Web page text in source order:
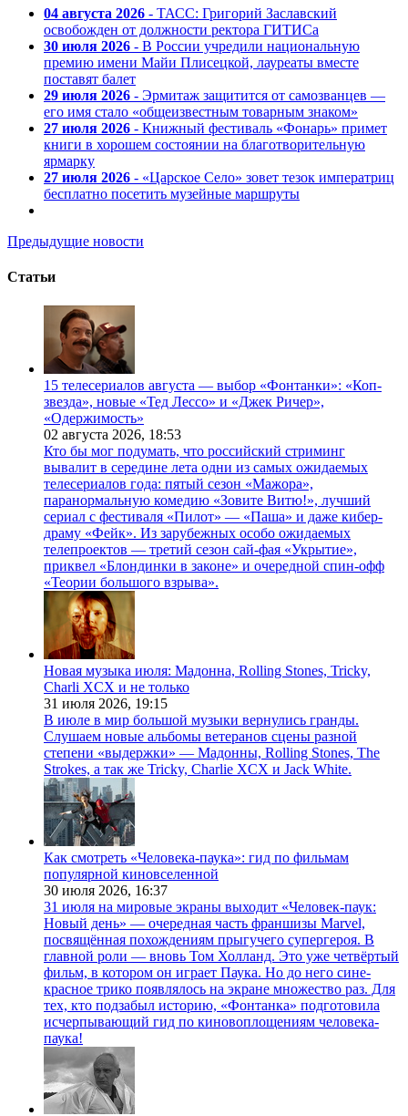
04 августа 2026 - ТАСС: Григорий Заславский
освобожден от должности ректора ГИТИСа
30 июля 2026 - В России учредили национальную
премию имени Майи Плисецкой, лауреаты вместе
поставят балет
29 июля 2026 - Эрмитаж защитится от самозванцев —
его имя стало «общеизвестным товарным знаком»
27 июля 2026 - Книжный фестиваль «Фонарь» примет
книги в хорошем состоянии на благотворительную
ярмарку
27 июля 2026 - «Царское Село» зовет тезок императриц
бесплатно посетить музейные маршруты
Предыдущие новости
Статьи
15 телесериалов августа — выбор «Фонтанки»: «Коп-
звезда», новые «Тед Лессо» и «Джек Ричер»,
«Одержимость»
02 августа 2026, 18:53
Кто бы мог подумать, что российский стриминг
вывалит в середине лета одни из самых ожидаемых
телесериалов года: пятый сезон «Мажора»,
паранормальную комедию «Зовите Витю!», лучший
сериал с фестиваля «Пилот» — «Паша» и даже кибер-
драму «Фейк». Из зарубежных особо ожидаемых
телепроектов — третий сезон сай-фая «Укрытие»,
приквел «Блондинки в законе» и очередной спин-офф
«Теории большого взрыва».
Новая музыка июля: Мадонна, Rolling Stones, Tricky,
Charli XCX и не только
31 июля 2026, 19:15
В июле в мир большой музыки вернулись гранды.
Слушаем новые альбомы ветеранов сцены разной
степени «выдержки» — Мадонны, Rolling Stones, The
Strokes, а так же Tricky, Charlie XCX и Jack White.
Как смотреть «Человека-паука»: гид по фильмам
популярной киновселенной
30 июля 2026, 16:37
31 июля на мировые экраны выходит «Человек-паук:
Новый день» — очередная часть франшизы Marvel,
посвящённая похождениям прыгучего супергероя. В
главной роли — вновь Том Холланд. Это уже четвёртый
фильм, в котором он играет Паука. Но до него сине-
красное трико появлялось на экране множество раз. Для
тех, кто подзабыл историю, «Фонтанка» подготовила
исчерпывающий гид по киновоплощениям человека-
паука!